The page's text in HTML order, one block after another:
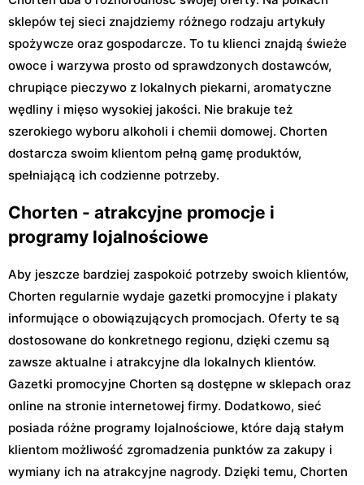
sklepów tej sieci znajdziemy różnego rodzaju artykuły
spożywcze oraz gospodarcze. To tu klienci znajdą świeże
owoce i warzywa prosto od sprawdzonych dostawców,
chrupiące pieczywo z lokalnych piekarni, aromatyczne
wędliny i mięso wysokiej jakości. Nie brakuje też
szerokiego wyboru alkoholi i chemii domowej. Chorten
dostarcza swoim klientom pełną gamę produktów,
spełniającą ich codzienne potrzeby.
Chorten - atrakcyjne promocje i
programy lojalnościowe
Aby jeszcze bardziej zaspokoić potrzeby swoich klientów,
Chorten regularnie wydaje gazetki promocyjne i plakaty
informujące o obowiązujących promocjach. Oferty te są
dostosowane do konkretnego regionu, dzięki czemu są
zawsze aktualne i atrakcyjne dla lokalnych klientów.
Gazetki promocyjne Chorten są dostępne w sklepach oraz
online na stronie internetowej firmy. Dodatkowo, sieć
posiada różne programy lojalnościowe, które dają stałym
klientom możliwość zgromadzenia punktów za zakupy i
wymiany ich na atrakcyjne nagrody. Dzięki temu, Chorten